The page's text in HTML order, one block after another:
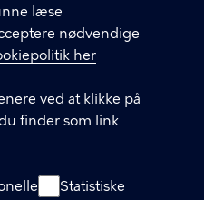
læse
nødvendige
her
ved at klikke på
finder som link
Statistiske